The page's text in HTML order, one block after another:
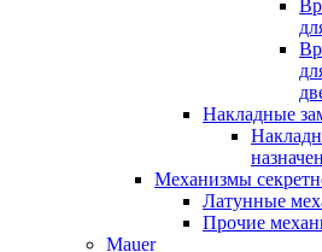
Накладные
Механизмы
Латунные
Прочие
Mauer